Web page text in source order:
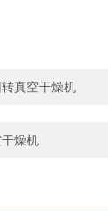
真空干燥机
燥机